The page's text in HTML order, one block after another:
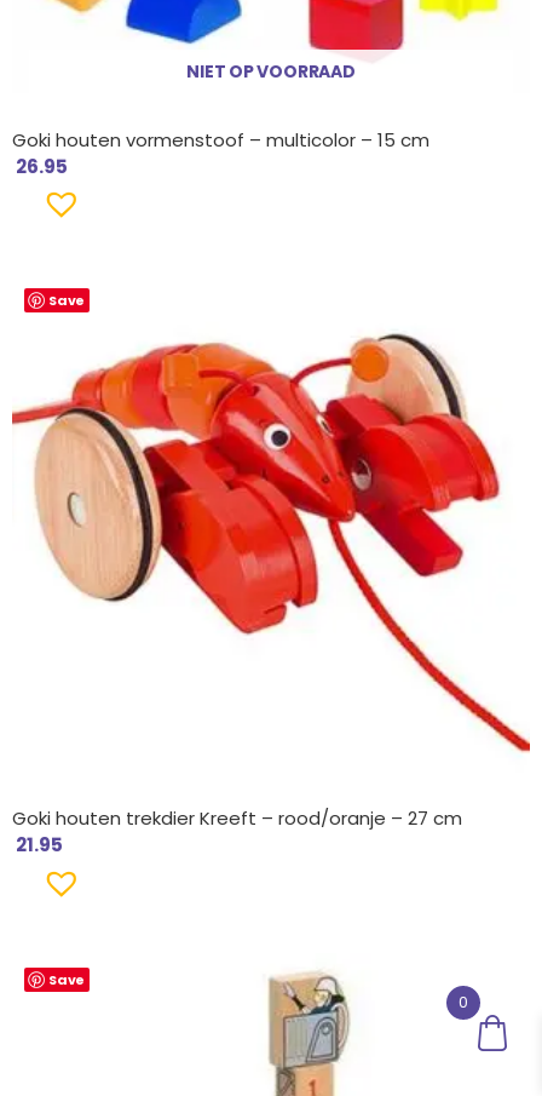
NIET OP VOORRAAD
Goki houten vormenstoof – multicolor – 15 cm
26.95
Save
Goki houten trekdier Kreeft – rood/oranje – 27 cm
21.95
Save
Oorspronkelijke
prijs
0